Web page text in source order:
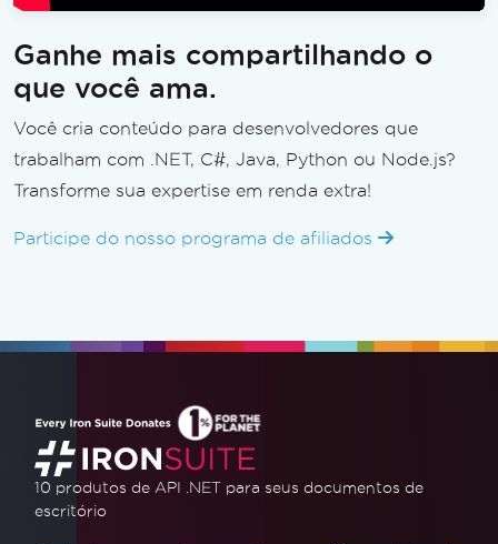
Ganhe mais compartilhando o
que você ama.
Você cria conteúdo para desenvolvedores que
trabalham com .NET, C#, Java, Python ou Node.js?
Transforme sua expertise em renda extra!
Participe do nosso programa de afiliados
10 produtos de API .NET para seus documentos de
escritório